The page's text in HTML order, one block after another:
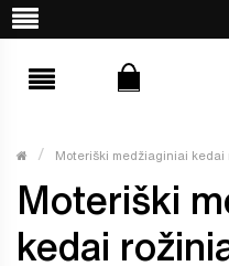
Moteriški medžiaginiai
Moteriški
kedai